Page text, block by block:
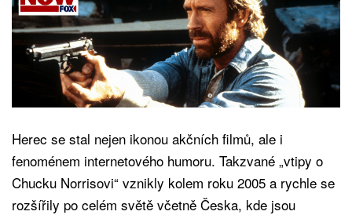
Herec se stal nejen ikonou akčních filmů, ale i
fenoménem internetového humoru. Takzvané „vtipy o
Chucku Norrisovi“ vznikly kolem roku 2005 a rychle se
rozšířily po celém světě včetně Česka, kde jsou